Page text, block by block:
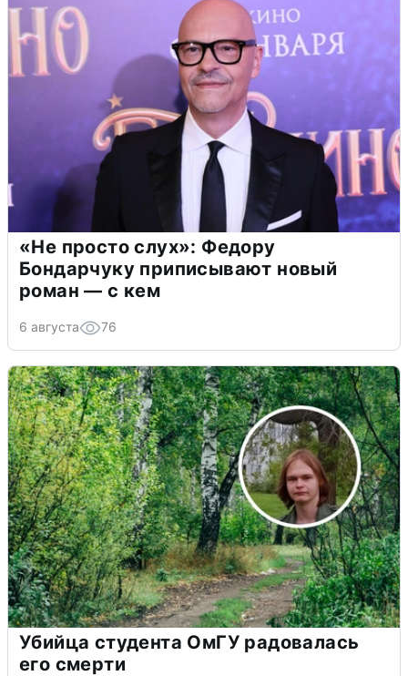
«Не просто слух»: Федору
Бондарчуку приписывают новый
роман — с кем
6 августа 76
Убийца студента ОмГУ радовалась
его смерти